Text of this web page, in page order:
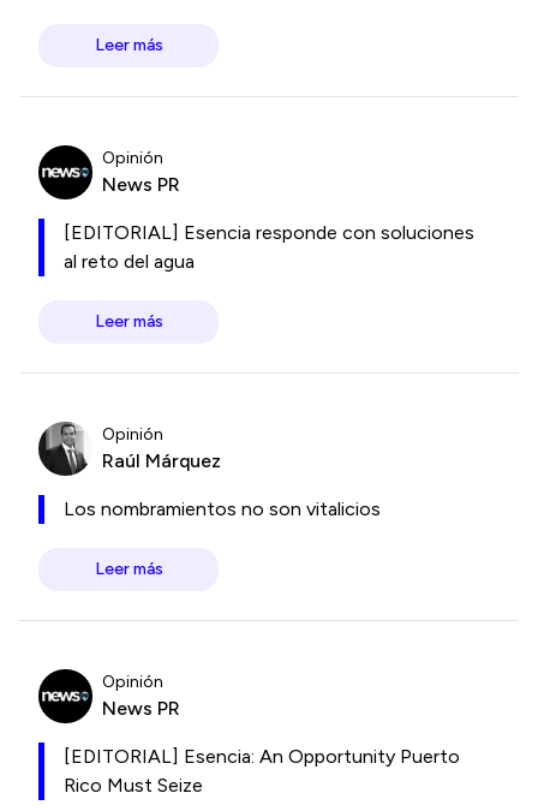
Leer más
Opinión
News PR
[EDITORIAL] Esencia responde con soluciones
al reto del agua
Leer más
Opinión
Raúl Márquez
Los nombramientos no son vitalicios
Leer más
Opinión
News PR
[EDITORIAL] Esencia: An Opportunity Puerto
Rico Must Seize